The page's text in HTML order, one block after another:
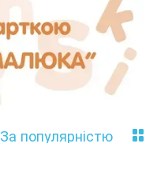
За популярністю